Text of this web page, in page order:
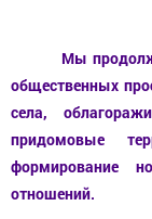
Мы
общественных
села,
придомовые
формирование
отношений.